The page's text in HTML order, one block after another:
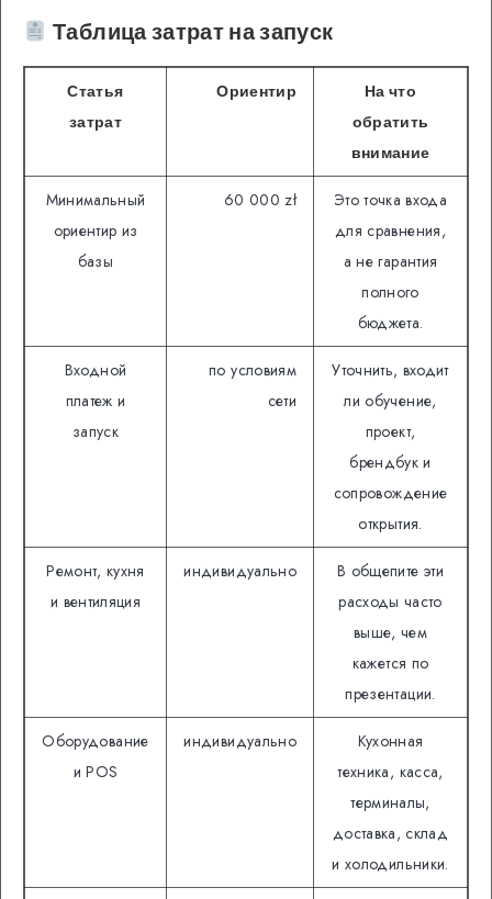
Таблица затрат на запуск
Статья
затрат
Ориентир
На что
обратить
внимание
Минимальный
ориентир из
базы
60 000 zł
Это точка входа
для сравнения,
а не гарантия
полного
бюджета.
Входной
платеж и
запуск
по условиям
сети
Уточнить, входит
ли обучение,
проект,
брендбук и
сопровождение
открытия.
Ремонт, кухня
и вентиляция
индивидуально
В общепите эти
расходы часто
выше, чем
кажется по
презентации.
Оборудование
и POS
индивидуально
Кухонная
техника, касса,
терминалы,
доставка, склад
и холодильники.